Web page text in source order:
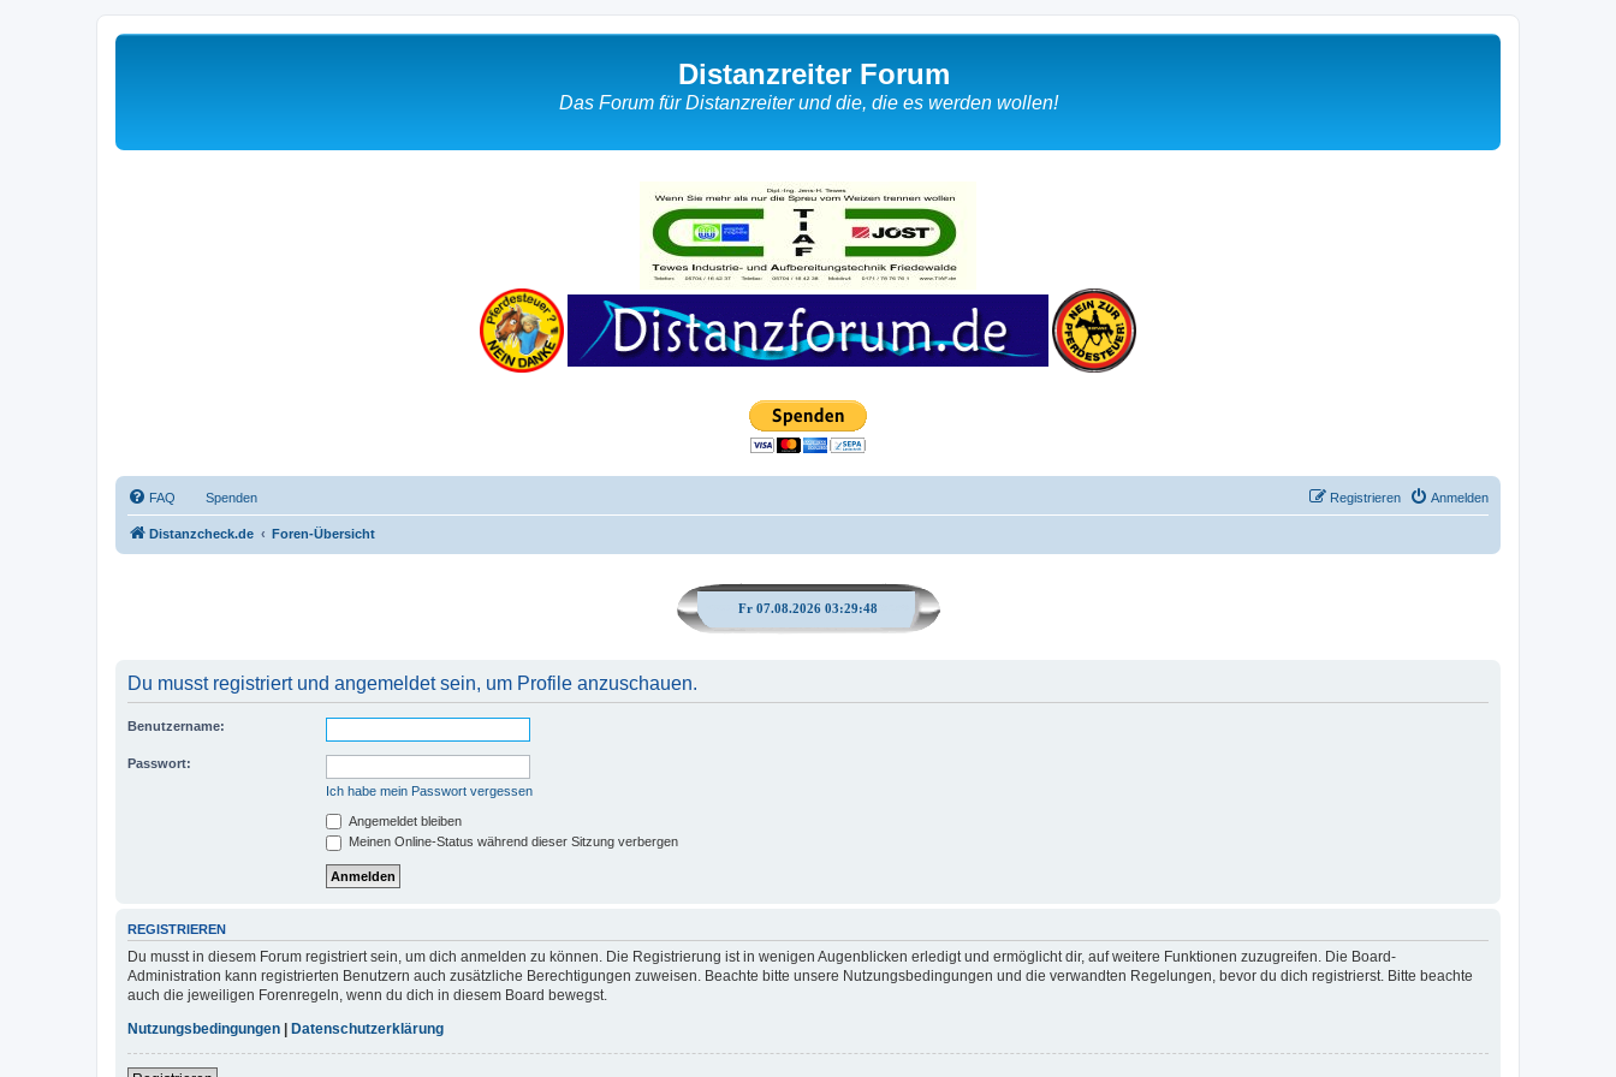
Distanzreiter Forum
Das Forum für Distanzreiter und die, die es werden wollen!
FAQ Spenden Anmelden
Registrieren
Distanzcheck.de Foren-Übersicht
Fr 07.08.2026 03:29:48
Du musst registriert und angemeldet sein, um Profile anzuschauen.
Benutzername:
Passwort:
Ich habe mein Passwort vergessen
Angemeldet bleiben
Meinen Online-Status während dieser Sitzung verbergen
REGISTRIEREN
Du musst in diesem Forum registriert sein, um dich anmelden zu können. Die Registrierung ist in wenigen Augenblicken erledigt und ermöglicht dir, auf weitere Funktionen zuzugreifen. Die Board-
Administration kann registrierten Benutzern auch zusätzliche Berechtigungen zuweisen. Beachte bitte unsere Nutzungsbedingungen und die verwandten Regelungen, bevor du dich registrierst. Bitte beachte
auch die jeweiligen Forenregeln, wenn du dich in diesem Board bewegst.
Nutzungsbedingungen
Datenschutzerklärung